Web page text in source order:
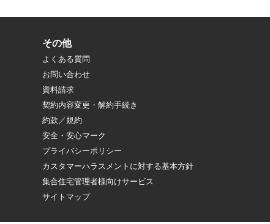
その他
よくある質問
お問い合わせ
資料請求
契約内容変更・解約手続き
約款／規約
安全・安心マーク
プライバシーポリシー
カスタマーハラスメントに対する基本方針
集合住宅管理者様向けサービス
サイトマップ